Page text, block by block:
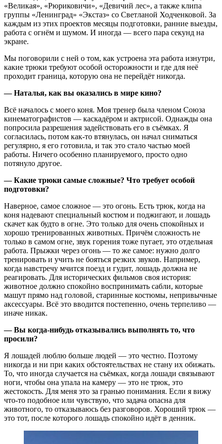
«Великая», «Рюриковичи», «Девичий лес», а также клипа
группы «Ленинград» «Экстаз» со Светланой Ходченковой. За
каждым из этих проектов месяцы подготовки, ранние выезды,
работа с огнём и шумом. И иногда — всего пара секунд на
экране.
Мы поговорили с ней о том, как устроена эта работа изнутри,
какие трюки требуют особой осторожности и где для неё
проходит граница, которую она не перейдёт никогда.
— Наталья, как вы оказались в мире кино?
Всё началось с моего коня. Моя тренер была членом Союза
кинематографистов — каскадёром и актрисой. Однажды она
попросила разрешения задействовать его в съёмках. Я
согласилась, потом как-то втянулась, он начал сниматься
регулярно, я его готовила, и так это стало частью моей
работы. Ничего особенно планируемого, просто одно
потянуло другое.
— Какие трюки самые сложные? Что требует особой
подготовки?
Наверное, самое сложное — это огонь. Есть трюк, когда на
коня надевают специальный костюм и поджигают, и лошадь
скачет как будто в огне. Это только для очень спокойных и
хорошо тренированных животных. Причём сложность не
только в самом огне, звук горения тоже пугает, это отдельная
работа. Прыжки через огонь — то же самое: нужно долго
тренировать и учить не бояться резких звуков. Например,
когда навстречу мчится поезд и гудит, лошадь должна не
реагировать. Для исторических фильмов своя история:
животное должно спокойно воспринимать сабли, которые
машут прямо над головой, старинные костюмы, непривычные
аксессуары. Всё это вводится постепенно, очень терпеливо —
иначе никак.
— Вы когда-нибудь отказывались выполнять то, что
просили?
Я лошадей люблю больше людей — это честно. Поэтому
никогда и ни при каких обстоятельствах не стану их обижать.
То, что иногда случается на съёмках, когда лошади связывают
ноги, чтобы она упала на камеру — это не трюк, это
жестокость. Для меня это за гранью понимания. Если я вижу
что-то подобное или чувствую, что задача опасна для
животного, то отказываюсь без разговоров. Хороший трюк —
это тот, после которого лошадь спокойно идёт в денник.